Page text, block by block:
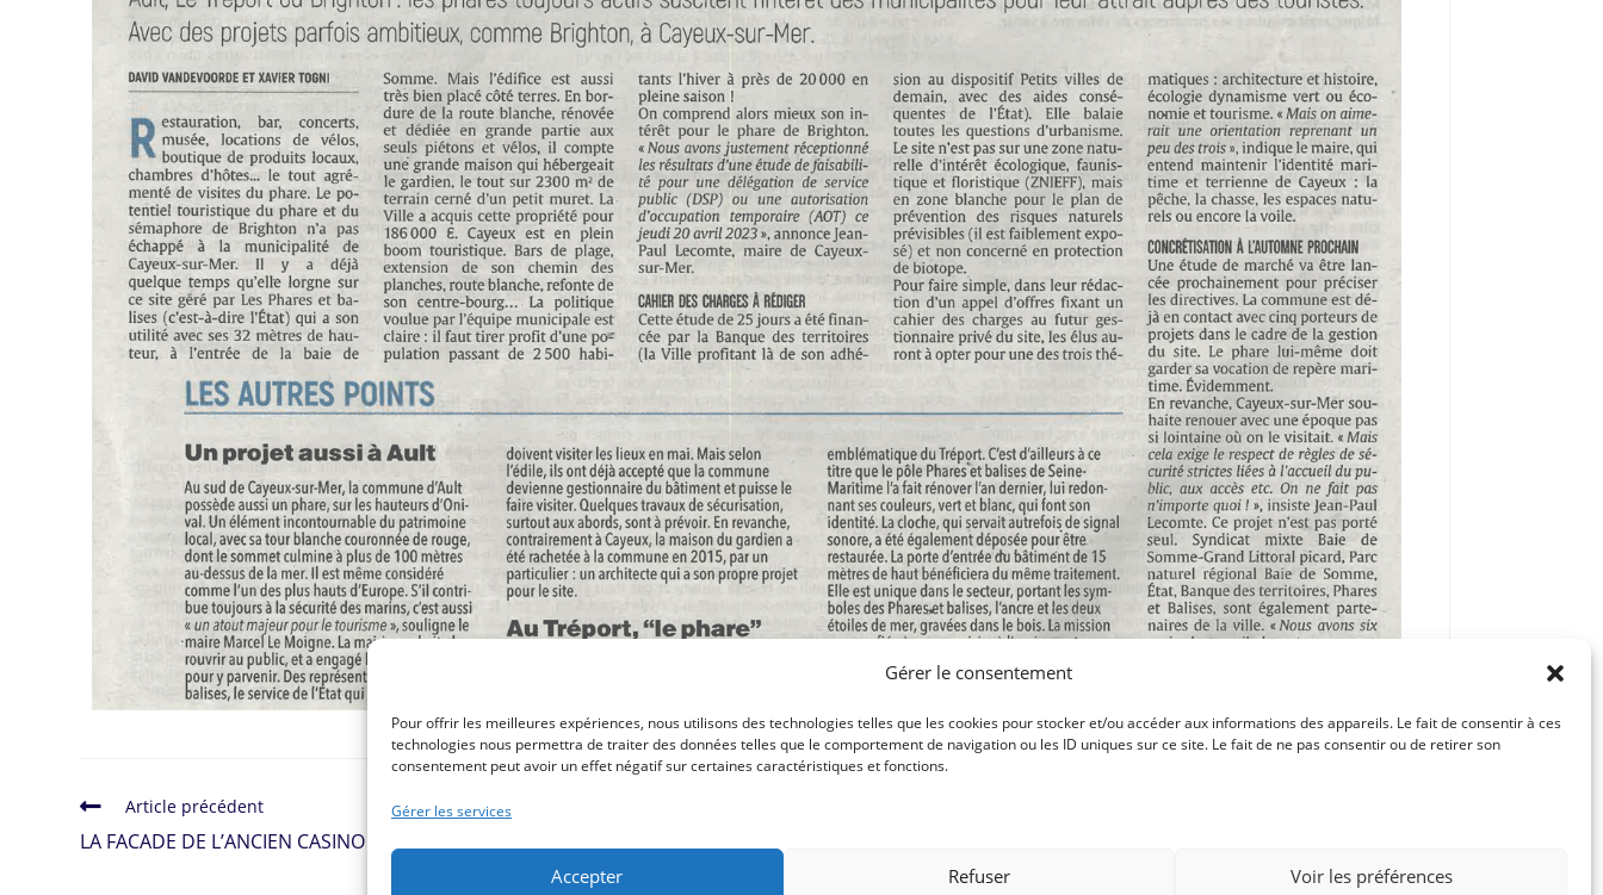
Gérer le consentement
Pour offrir les meilleures expériences, nous utilisons des technologies telles que les cookies pour stocker et/ou accéder aux informations des appareils. Le fait de consentir à ces
technologies nous permettra de traiter des données telles que le comportement de navigation ou les ID uniques sur ce site. Le fait de ne pas consentir ou de retirer son
consentement peut avoir un effet négatif sur certaines caractéristiques et fonctions.
Gérer les services
Accepter Refuser Voir les préférences
Article précédent
LA FACADE DE L’ANCIEN CASINO FAIT PEAU NEUVE